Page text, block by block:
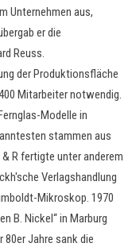
Unternehmen aus,
er die
Reuss.
der Produktionsfläche
Mitarbeiter notwendig.
Modelle in
stammen aus
R fertigte unter anderem
Verlagshandlung
Mikroskop. 1970
B. Nickel“ in Marburg
80er Jahre sank die